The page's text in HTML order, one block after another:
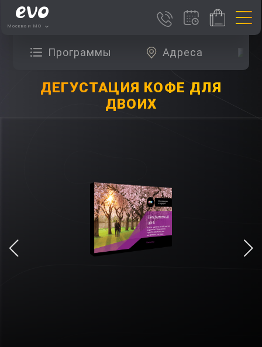
Москва и МО
Программы Адреса
ДЕГУСТАЦИЯ КОФЕ ДЛЯ
ДВОИХ